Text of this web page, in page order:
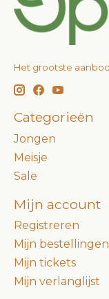
Het grootste
Categorieën
Jongen
Meisje
Sale
Mijn account
Registreren
Mijn bestellingen
Mijn tickets
Mijn verlanglijst